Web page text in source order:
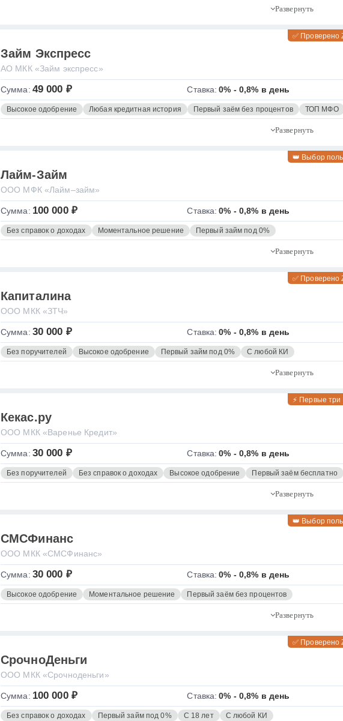
✅ Проверено
Займ Экспресс
АО МКК «Займ экспресс»
Сумма: 49 000 ₽ Ставка: 0% - 0,8% в день
Высокое одобрение Любая кредитная история Первый заём без процентов ТОП МФО
👑 Выбор
Лайм-Займ
ООО МФК «Лайм–займ»
Сумма: 100 000 ₽ Ставка: 0% - 0,8% в день
Без справок о доходах Моментальное решение Первый займ под 0%
✅ Проверено
Капиталина
ООО МКК «ЗТЧ»
Сумма: 30 000 ₽ Ставка: 0% - 0,8% в день
Без поручителей Высокое одобрение Первый займ под 0% С любой КИ
⚡ Первые
Кекас.ру
ООО МКК «Варенье Кредит»
Сумма: 30 000 ₽ Ставка: 0% - 0,8% в день
Без поручителей Без справок о доходах Высокое одобрение Первый заём бесплатно
👑 Выбор
СМСФинанс
ООО МКК «СМСФинанс»
Сумма: 30 000 ₽ Ставка: 0% - 0,8% в день
Высокое одобрение Моментальное решение Первый заём без процентов
✅ Проверено
СрочноДеньги
ООО МКК «Срочноденьги»
Сумма: 100 000 ₽ Ставка: 0% - 0,8% в день
Без справок о доходах Первый займ под 0% С 18 лет С любой КИ